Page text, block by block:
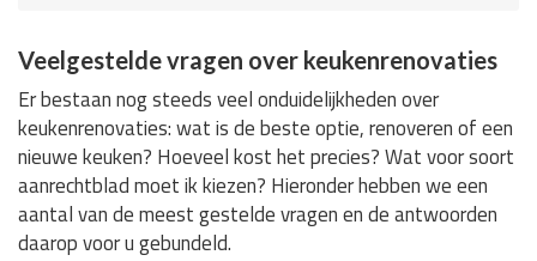
Veelgestelde vragen over keukenrenovaties
Er bestaan nog steeds veel onduidelijkheden over
keukenrenovaties: wat is de beste optie, renoveren of een
nieuwe keuken? Hoeveel kost het precies? Wat voor soort
aanrechtblad moet ik kiezen? Hieronder hebben we een
aantal van de meest gestelde vragen en de antwoorden
daarop voor u gebundeld.